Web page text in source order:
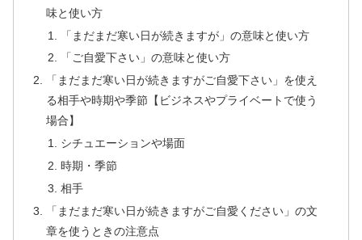
味と使い方
「まだまだ寒い日が続きますが」の意味と使い方
「ご自愛下さい」の意味と使い方
「まだまだ寒い日が続きますがご自愛下さい」を使え
る相手や時期や季節【ビジネスやプライベートで使う
場合】
シチュエーションや場面
時期・季節
相手
「まだまだ寒い日が続きますがご自愛ください」の文
章を使うときの注意点